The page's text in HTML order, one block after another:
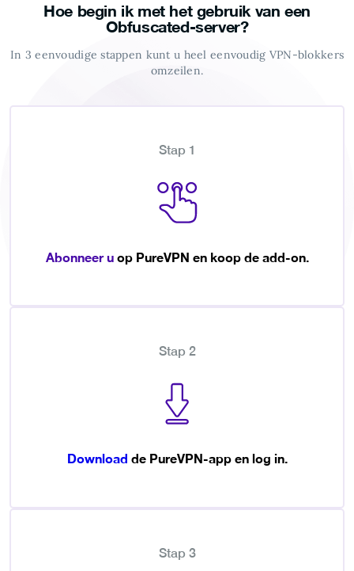
Hoe begin ik met het gebruik van een
Obfuscated-server?
In 3 eenvoudige stappen kunt u heel eenvoudig VPN-blokkers
omzeilen.
Stap 1
Abonneer uop PureVPN en koop de add-on.
Stap 2
Download de PureVPN-app en log in.
Stap 3